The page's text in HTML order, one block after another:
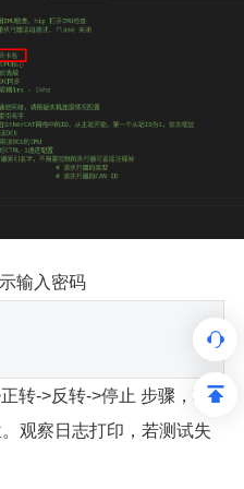
输入密码
转->反转->停止 步骤，软
观察日志打印，若测试失